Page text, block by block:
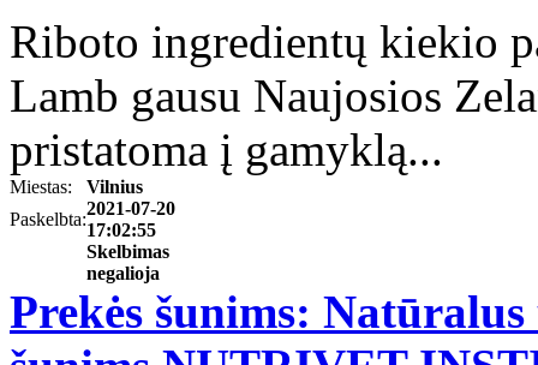
Riboto ingredientų kiekio
Lamb gausu Naujosios
pristatoma į gamyklą...
Miestas:
Vilnius
Paskelbta:
2021-07-20
17:02:55
Skelbimas
negalioja
Prekės šunims: